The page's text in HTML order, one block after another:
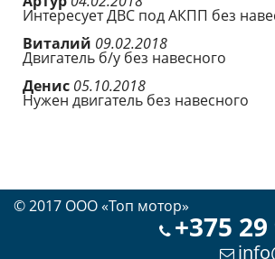
Интересует ДВС под АКПП без
Виталий 09.02.2018
Двигатель б/у без навесного
Денис 05.10.2018
Нужен двигатель без навесного
© 2017 OOO «Топ мотор»
+375